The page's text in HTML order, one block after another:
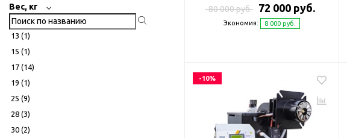
Вес, кг
13 (1)
15 (1)
17 (14)
19 (1)
25 (9)
28 (3)
30 (2)
80 000 руб. 72 000 руб.
Экономия: 8 000 руб.
-10%